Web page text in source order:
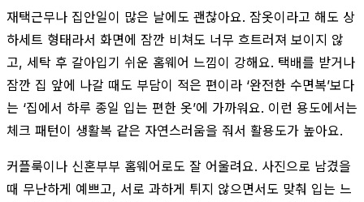
재택근무나 집안일이 많은 날에도 괜찮아요. 잠옷이라고 해도 상
하세트 형태라서 화면에 잠깐 비쳐도 너무 흐트러져 보이지 않
고, 세탁 후 갈아입기 쉬운 홈웨어 느낌이 강해요. 택배를 받거나
잠깐 집 앞에 나갈 때도 부담이 적은 편이라 ‘완전한 수면복’보다
는 ‘집에서 하루 종일 입는 편한 옷’에 가까워요. 이런 용도에서는
체크 패턴이 생활복 같은 자연스러움을 줘서 활용도가 높아요.
커플룩이나 신혼부부 홈웨어로도 잘 어울려요. 사진으로 남겼을
때 무난하게 예쁘고, 서로 과하게 튀지 않으면서도 맞춰 입는 느